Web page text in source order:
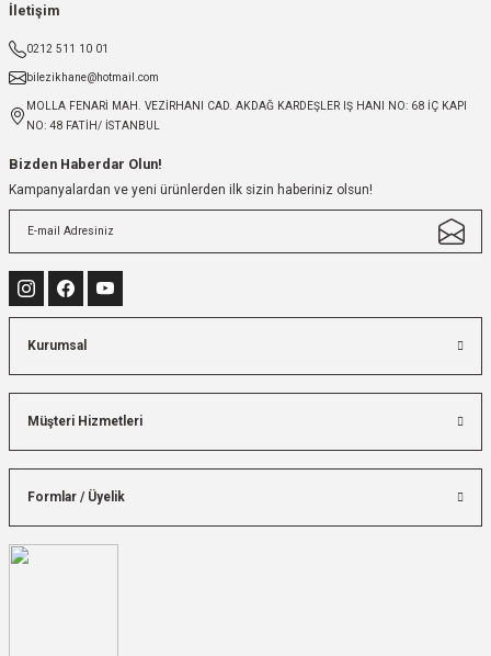
İletişim
0212 511 10 01
bilezikhane@hotmail.com
MOLLA FENARİ MAH. VEZİRHANI CAD. AKDAĞ KARDEŞLER IŞ HANI NO: 68 İÇ KAPI
NO: 48 FATİH/ İSTANBUL
Bizden Haberdar Olun!
Kampanyalardan ve yeni ürünlerden ilk sizin haberiniz olsun!
Kurumsal
Müşteri Hizmetleri
Formlar / Üyelik